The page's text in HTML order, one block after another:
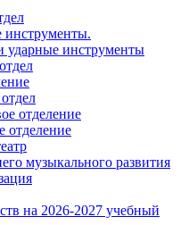
ударные инструменты
отделение
отделение
музыкального развития
на 2026-2027 учебный